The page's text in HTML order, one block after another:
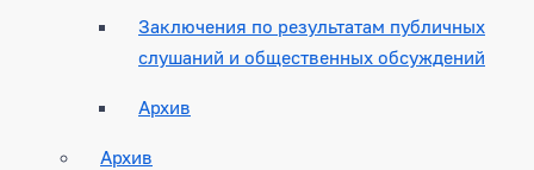
Заключения по результатам публичных
слушаний и общественных обсуждений
Архив
Архив